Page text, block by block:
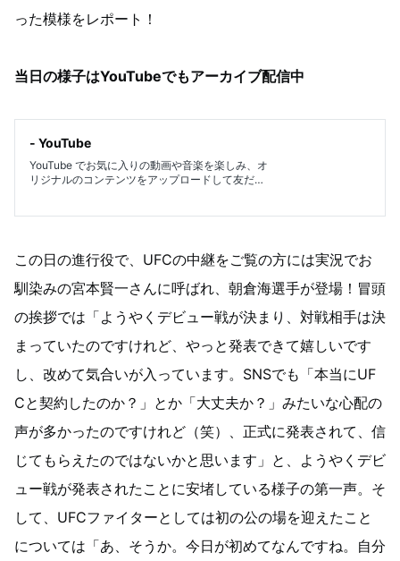
った模様をレポート！
当日の様子はYouTubeでもアーカイブ配信中
- YouTube
YouTube でお気に入りの動画や音楽を楽しみ、オ
リジナルのコンテンツをアップロードして友だち
この日の進行役で、UFCの中継をご覧の方には実況でお
馴染みの宮本賢一さんに呼ばれ、朝倉海選手が登場！冒頭
の挨拶では「ようやくデビュー戦が決まり、対戦相手は決
まっていたのですけれど、やっと発表できて嬉しいです
し、改めて気合いが入っています。SNSでも「本当にUF
Cと契約したのか？」とか「大丈夫か？」みたいな心配の
声が多かったのですけれど（笑）、正式に発表されて、信
じてもらえたのではないかと思います」と、ようやくデビ
ュー戦が発表されたことに安堵している様子の第一声。そ
して、UFCファイターとしては初の公の場を迎えたこと
については「あ、そうか。今日が初めてなんですね。自分